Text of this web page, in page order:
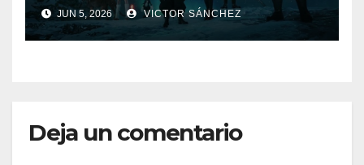
JUN 5, 2026 VICTOR SÁNCHEZ
Deja un comentario